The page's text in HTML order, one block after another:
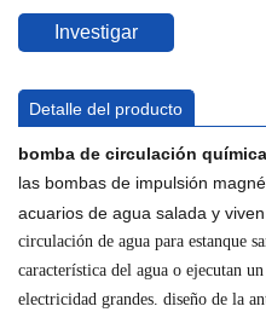
Investigar
Detalle del producto
bomba de circulación
las bombas de impulsión
acuarios de agua salada y
circulación de agua para estanque
característica del agua o ejecutan
electricidad grandes. diseño de la